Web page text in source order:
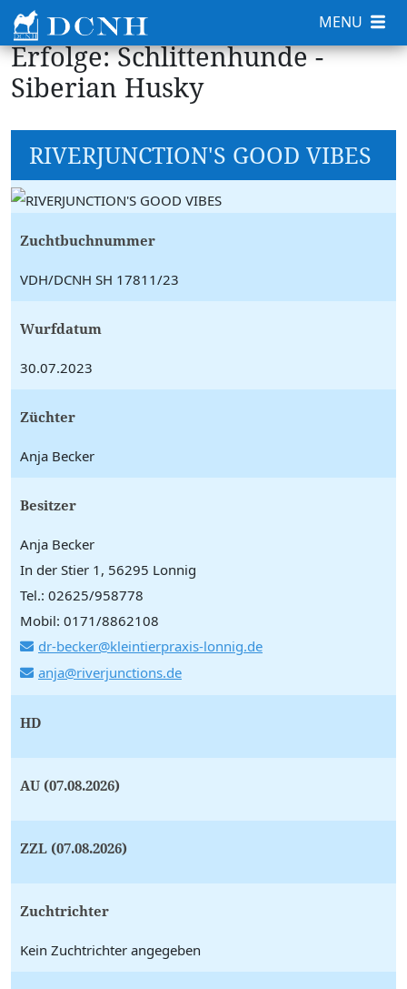
Erfolge: Schlittenhunde -
Siberian Husky
RIVERJUNCTION'S GOOD VIBES
Zuchtbuchnummer
VDH/DCNH SH 17811/23
Wurfdatum
30.07.2023
Züchter
Anja Becker
Besitzer
Anja Becker
In der Stier 1, 56295 Lonnig
Tel.: 02625/958778
Mobil: 0171/8862108
dr-becker@kleintierpraxis-lonnig.de
anja@riverjunctions.de
HD
AU (07.08.2026)
ZZL (07.08.2026)
Zuchtrichter
Kein Zuchtrichter angegeben
MENU